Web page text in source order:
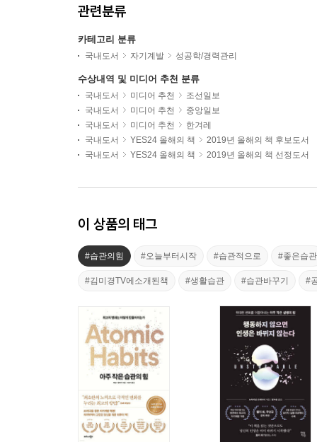
관련분류
카테고리 분류
국내도서 자기계발 성공학/경력관리
수상내역 및 미디어 추천 분류
국내도서 미디어 추천
조선일보
국내도서
미디어 추천
중앙일보
국내도서
미디어 추천
한겨레
국내도서
YES24 올해의 책
2019년 올해의 책 후보도서
국내도서
YES24 올해의 책 2019년 올해의 책 선정도서
이 상품의 태그
#습관의힘 #오늘부터시작 #습관적으로 #좋은습관
#김미경TV에소개된책 #생활습관 #습관바꾸기 #